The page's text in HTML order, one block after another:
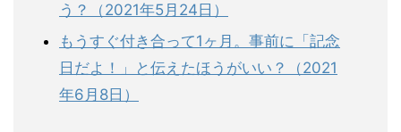
う？（2021年5月24日）
もうすぐ付き合って1ヶ月。事前に「記念
日だよ！」と伝えたほうがいい？（2021
年6月8日）